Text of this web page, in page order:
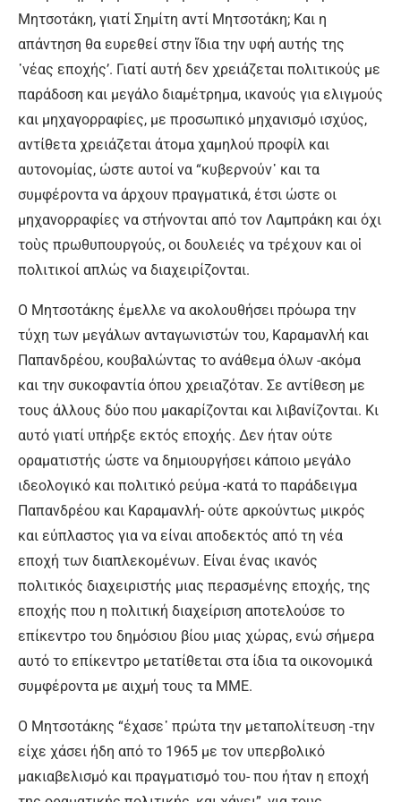
Μητσοτάκη, γιατί Σηµίτη αντί Μητσοτάκη; Και η
απάντηση θα ευρεθεί στην ἴδια την υφή αυτής της
᾿νέας εποχής’. Γιατί αυτή δεν χρειάζεται πολιτικούς µε
παράδοση και µεγάλο διαμέτρημα, ικανούς για ελιγμούς
και µηχαγορραφίες, µε προσωπικό µηχανισµό ισχύος,
αντίθετα χρειάζεται άτοµα χαμηλού προφίλ και
αυτονομίας, ώστε αυτοί να “κυβερνούν᾽ και τα
συμφέροντα να άρχουν πραγματικά, έτσι ώστε οι
µηχανορραφίες να στήνονται από τον Λαμπράκη και όχι
τοὺς πρωθυπουργούς, οι δουλειές να τρέχουν και οἱ
πολιτικοί απλώς να διαχειρίζονται.
Ο Μητσοτάκης έμελλε να ακολουθήσει πρόωρα την
τύχη των μεγάλων ανταγωνιστών του, Καραμανλή και
Παπανδρέου, κουβαλώντας το ανάθεµα όλων -ακόµα
και την συκοφαντία όπου χρειαζόταν. Σε αντίθεση µε
τους άλλους δύο που µακαρίζονται και λιβανίζονται. Κι
αυτό γιατί υπήρξε εκτός εποχής. Δεν ήταν ούτε
οραματιστής ώστε να δηµιουργήσει κάποιο µεγάλο
ιδεολογικό και πολιτικό ρεύμα -κατά το παράδειγµα
Παπανδρέου και Καραµανλή- ούτε αρκούντως μικρός
και εύπλαστος για να είναι αποδεκτός από τη νέα
εποχή των διαπλεκοµένων. Είναι ένας ικανός
πολιτικός διαχειριστής µιας περασμένης εποχής, της
εποχής που η πολιτική διαχείριση αποτελούσε το
επίκεντρο του δηµόσιου βίου µιας χώρας, ενώ σήµερα
αυτό το επίκεντρο μετατίθεται στα ίδια τα οικονομικά
συμφέροντα µε αιχμή τους τα ΜΜΕ.
Ο Μητσοτάκης “έχασε᾽ πρώτα την μεταπολίτευση -την
είχε χάσει ήδη από το 1965 µε τον υπερβολικό
µακιαβελισμό και πραγµατισµό του- που ήταν η εποχή